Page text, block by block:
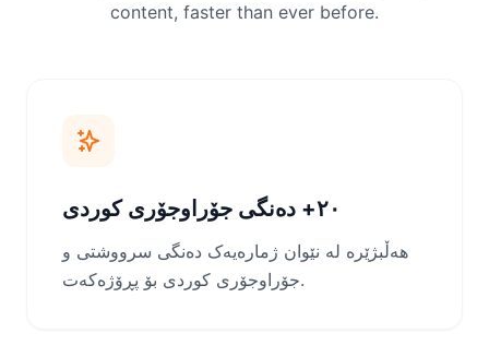
content, faster than ever before.
٢٠+ دەنگی جۆراوجۆری کوردی
هەڵبژێرە لە نێوان ژمارەیەک دەنگی سرووشتی و
جۆراوجۆری کوردی بۆ پڕۆژەکەت.